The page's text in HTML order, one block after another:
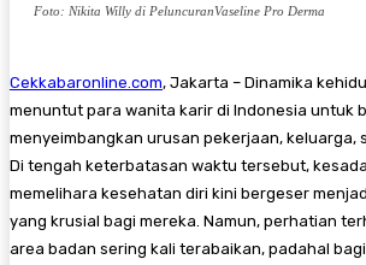
Foto: Nikita Willy di PeluncuranVaseline Pro Derma
Cekkabaronline.com, ​Jakarta – Dinamika
menuntut para wanita karir di Indonesia untuk
menyeimbangkan urusan pekerjaan, keluarga,
Di tengah keterbatasan waktu tersebut,
memelihara kesehatan diri kini bergeser
yang krusial bagi mereka. Namun, perhatian
area badan sering kali terabaikan, padahal